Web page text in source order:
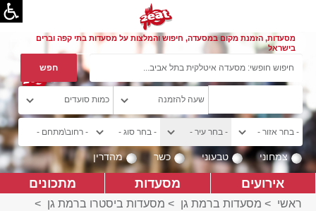
מסעדות, הזמנת מקום במסעדה, חיפוש והמלצות על מסעדות בתי קפה וברים
בישראל
צמחוני טבעוני כשר מהדרין
אירועים מסעדות מתכונים
ראשי > מסעדות ברמת גן > מסעדות ביסטרו ברמת גן >